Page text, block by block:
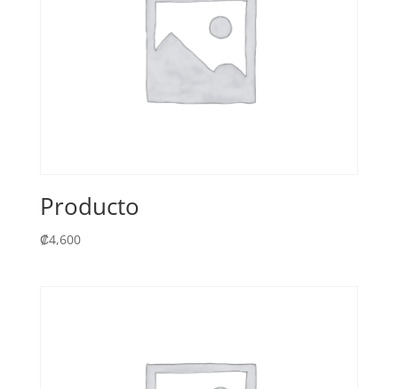
Producto
₡4,600